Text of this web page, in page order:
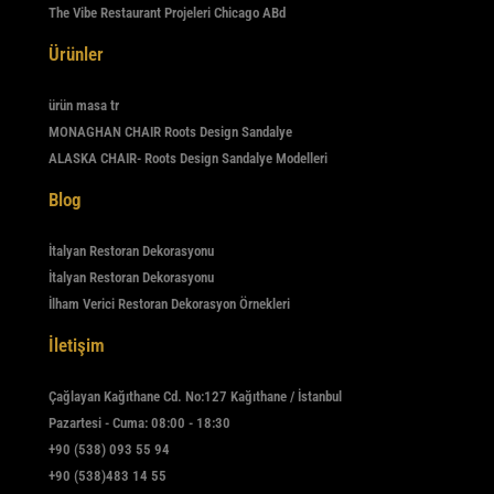
The Vibe Restaurant Projeleri Chicago ABd
Ürünler
ürün masa tr
MONAGHAN CHAIR Roots Design Sandalye
ALASKA CHAIR- Roots Design Sandalye Modelleri
Blog
İtalyan Restoran Dekorasyonu
İtalyan Restoran Dekorasyonu
İlham Verici Restoran Dekorasyon Örnekleri
İletişim
Çağlayan Kağıthane Cd. No:127 Kağıthane / İstanbul
Pazartesi - Cuma: 08:00 - 18:30
+90 (538) 093 55 94
+90 (538)483 14 55